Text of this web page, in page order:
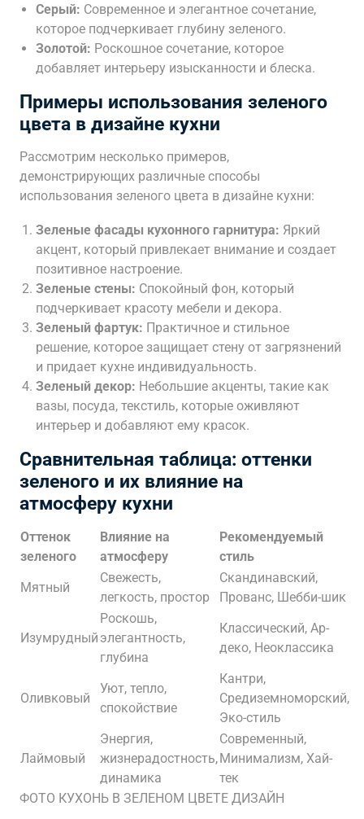
Серый: Современное и элегантное сочетание,
которое подчеркивает глубину зеленого.
Золотой: Роскошное сочетание, которое
добавляет интерьеру изысканности и блеска.
Примеры использования зеленого
цвета в дизайне кухни
Рассмотрим несколько примеров,
демонстрирующих различные способы
использования зеленого цвета в дизайне кухни:
Зеленые фасады кухонного гарнитура: Яркий
акцент, который привлекает внимание и создает
позитивное настроение.
Зеленые стены: Спокойный фон, который
подчеркивает красоту мебели и декора.
Зеленый фартук: Практичное и стильное
решение, которое защищает стену от загрязнений
и придает кухне индивидуальность.
Зеленый декор: Небольшие акценты, такие как
вазы, посуда, текстиль, которые оживляют
интерьер и добавляют ему красок.
Сравнительная таблица: оттенки
зеленого и их влияние на
атмосферу кухни
Оттенок
зеленого
Влияние на
атмосферу
Рекомендуемый
стиль
Мятный
Свежесть,
легкость, простор
Скандинавский,
Прованс, Шебби-шик
Изумрудный
Роскошь,
элегантность,
глубина
Классический, Ар-
деко, Неоклассика
Оливковый
Уют, тепло,
спокойствие
Кантри,
Средиземноморский,
Эко-стиль
Лаймовый
Энергия,
жизнерадостность,
динамика
Современный,
Минимализм, Хай-
тек
ФОТО КУХОНЬ В ЗЕЛЕНОМ ЦВЕТЕ ДИЗАЙН